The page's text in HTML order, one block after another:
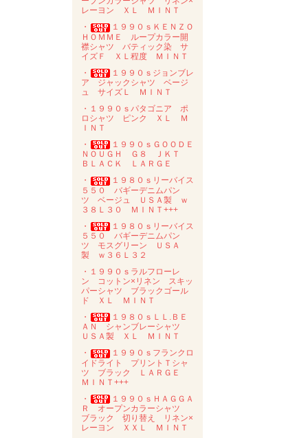
レーヨン ＸＬ ＭＩＮＴ
・
１９９０ｓＫＥＮＺＯ
ＨＯＭＭＥ ループカラー開
襟シャツ バティック染 サ
イズＦ ＸＬ程度 ＭＩＮＴ
・
１９９０ｓジョンブレ
ア ジャックシャツ ベージ
ュ サイズＬ ＭＩＮＴ
・１９９０ｓパタゴニア ポ
ロシャツ ピンク ＸＬ Ｍ
ＩＮＴ
・
１９９０ｓＧＯＯＤＥ
ＮＯＵＧＨ Ｇ８ ＪＫＴ
ＢＬＡＣＫ ＬＡＲＧＥ
・
１９８０ｓリーバイス
５５０ バギーデニムパン
ツ ベージュ ＵＳＡ製 ｗ
３８Ｌ３０ ＭＩＮＴ+++
・
１９８０ｓリーバイス
５５０ バギーデニムパン
ツ モスグリーン ＵＳＡ
製 ｗ３６Ｌ３２
・１９９０ｓラルフローレ
ン コットン×リネン スキッ
パーシャツ ブラックゴール
ド ＸＬ ＭＩＮＴ
・
１９８０ｓＬＬ.ＢＥ
ＡＮ シャンブレーシャツ
ＵＳＡ製 ＸＬ ＭＩＮＴ
・
１９９０ｓフランクロ
イドライト プリントＴシャ
ツ ブラック ＬＡＲＧＥ
ＭＩＮＴ+++
・
１９９０ｓＨＡＧＧＡ
Ｒ オープンカラーシャツ
ブラック 切り替え リネン×
レーヨン ＸＸＬ ＭＩＮＴ